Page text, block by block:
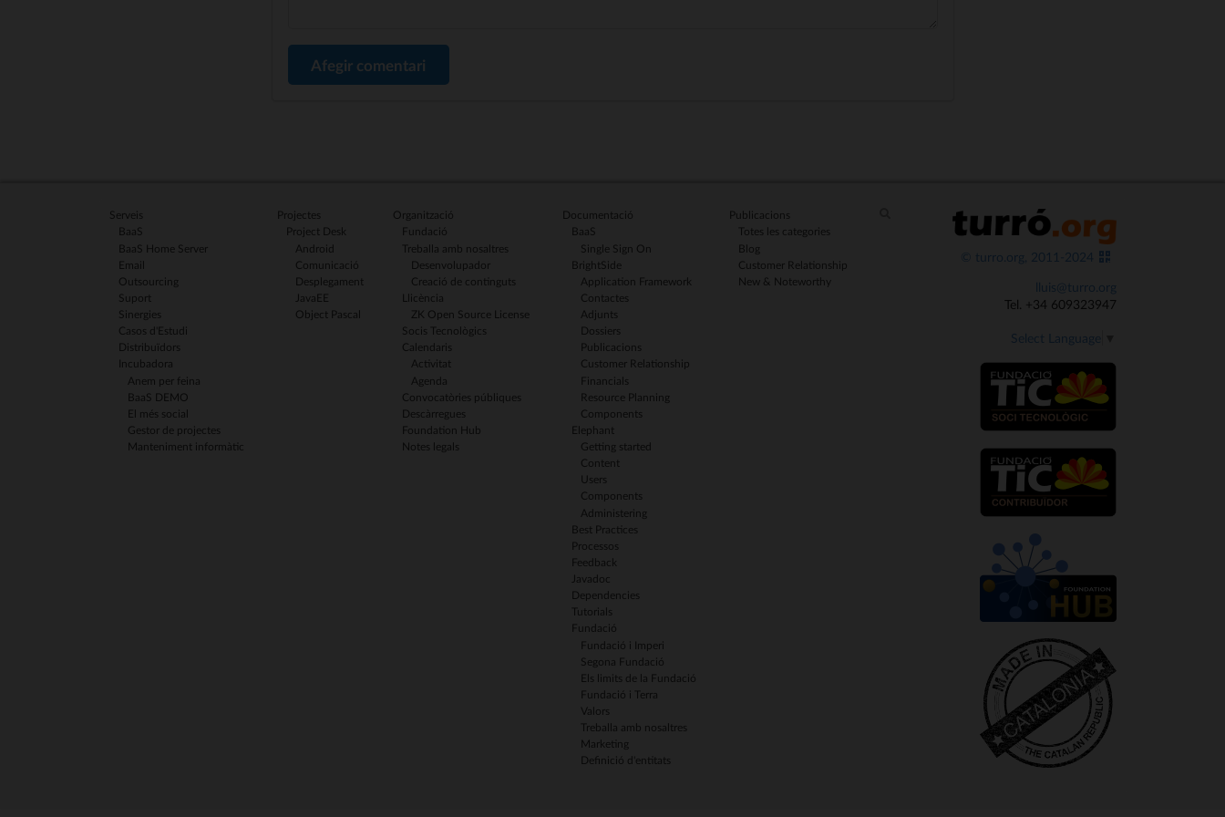
Afegir comentari
Serveis
BaaS
BaaS Home Server
Email
Outsourcing
Suport
Sinergies
Casos d'Estudi
Distribuïdors
Incubadora
Anem per feina
BaaS DEMO
El més social
Gestor de projectes
Manteniment informàtic
Projectes
Project Desk
Android
Comunicació
Desplegament
JavaEE
Object Pascal
Organització
Fundació
Treballa amb nosaltres
Desenvolupador
Creació de continguts
Llicència
ZK Open Source License
Socis Tecnològics
Calendaris
Activitat
Agenda
Convocatòries públiques
Descàrregues
Foundation Hub
Notes legals
Documentació
BaaS
Single Sign On
BrightSide
Application Framework
Contactes
Adjunts
Dossiers
Publicacions
Customer Relationship
Financials
Resource Planning
Components
Elephant
Getting started
Content
Users
Components
Administering
Best Practices
Processos
Feedback
Javadoc
Dependencies
Tutorials
Fundació
Fundació i Imperi
Segona Fundació
Els limits de la Fundació
Fundació i Terra
Valors
Treballa amb nosaltres
Marketing
Definició d'entitats
Publicacions
Totes les categories
Blog
Customer Relationship
New & Noteworthy
© turro.org, 2011-2024
lluis@turro.org
Tel. +34 609323947
Select Language